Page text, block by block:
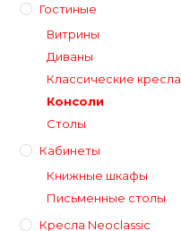
Гостиные
Витрины
Диваны
Классические кресла
Консоли
Столы
Кабинеты
Книжные шкафы
Письменные столы
Кресла Neoclassic